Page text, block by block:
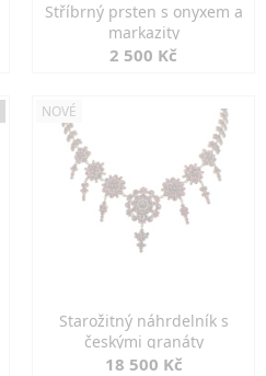
Stříbrný prsten s onyxem a
markazity
2 500 Kč
NOVÉ
Starožitný náhrdelník s
českými granáty
18 500 Kč